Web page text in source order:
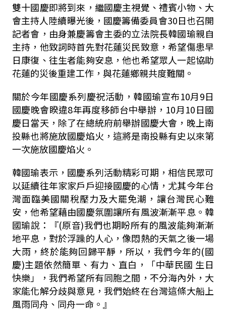
雙十國慶即將到來，繼國慶主視覺、禮賓小物、大
會主持人陸續曝光後，國慶籌備委員會30日也召開
記者會，由身兼慶籌會主委的立法院長韓國瑜親自
主持，他致詞時首先對花蓮災民致意，希望傷患早
日康復、往生者能夠安息，他也希望眾人一起協助
花蓮的災後重建工作，與花蓮鄉親共度難關。
關於今年國慶系列慶祝活動，韓國瑜宣布10月9日
國慶晚會睽違8年再度移師台中舉辦，10月10日國
慶日當天，除了在總統府前舉辦國慶大會，晚上南
投縣也將施放國慶焰火，這將是南投縣有史以來第
一次施放國慶焰火。
韓國瑜表示，國慶系列活動精彩可期，相信民眾可
以延續往年家家戶戶迎接國慶的心情，尤其今年台
灣面臨美國關稅壓力及大罷免潮，讓台灣民心難
安，他希望藉由國慶氛圍讓所有風波漸漸平息。韓
國瑜說：『(原音)我們也期盼所有的風波能夠漸漸
地平息，對於浮躁的人心，像悶熱的天氣之後一場
大雨，終於能夠回歸平靜，所以，我們今年的(國
慶)主題依然簡單、有力、直白，「中華民國 生日
快樂」，我們希望所有同胞之間，不分海內外，大
家能化解分歧與意見，我們始終在台灣這條大船上
風雨同舟、同舟一命。』